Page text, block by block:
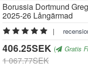
Borussia Dortmund
2025-26 Långärmad
|
406.25SEK ( Gratis
1 067.77SEK